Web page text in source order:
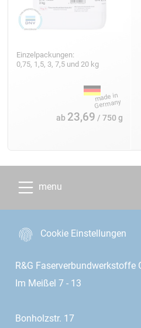
Einzelpackungen:
0,75, 1,5, 3, 7,5 und 20 kg
ab 23,69 / 750 g
menu
Cookie Einstellungen
R&G Faserverbundwerkstoffe
Im Meißel 7 - 13
Bonholzstr. 17